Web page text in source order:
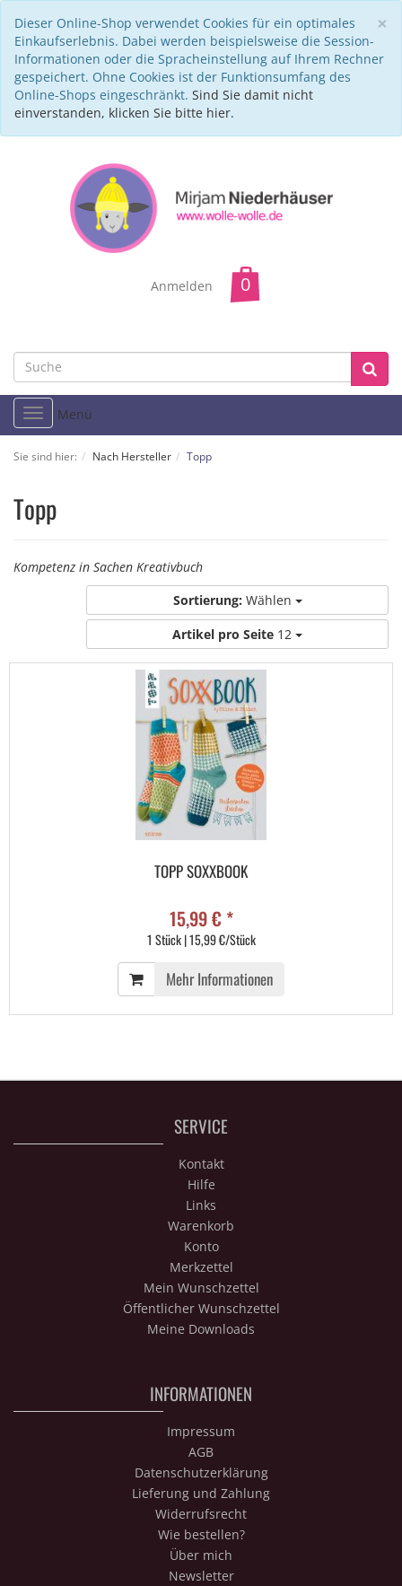
×
Dieser Online-Shop verwendet Cookies für ein optimales
Einkaufserlebnis. Dabei werden beispielsweise die Session-
Informationen oder die Spracheinstellung auf Ihrem Rechner
gespeichert. Ohne Cookies ist der Funktionsumfang des
Online-Shops eingeschränkt. Sind Sie damit nicht
einverstanden, klicken Sie bitte hier.
Anmelden
Toggle
navigation
Menü
Sie sind hier: Nach Hersteller Topp
Topp
Kompetenz in Sachen Kreativbuch
Sortierung: Wählen
Artikel pro Seite 12
TOPP SOXXBOOK
15,99 € *
1 Stück | 15,99 €/Stück
Mehr Informationen
SERVICE
Kontakt
Hilfe
Links
Warenkorb
Konto
Merkzettel
Mein Wunschzettel
Öffentlicher Wunschzettel
Meine Downloads
INFORMATIONEN
Impressum
AGB
Datenschutzerklärung
Lieferung und Zahlung
Widerrufsrecht
Wie bestellen?
Über mich
Newsletter